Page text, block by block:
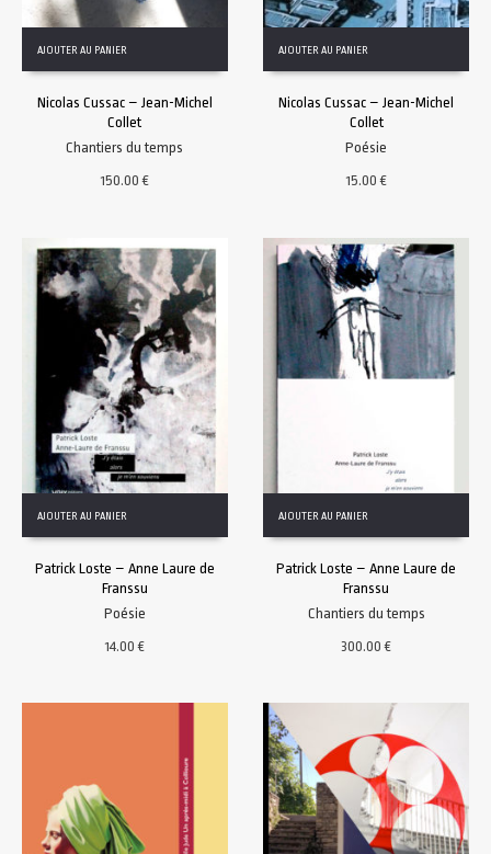
AJOUTER AU PANIER
Nicolas Cussac – Jean-Michel
Collet
Chantiers du temps
150.00€
AJOUTER AU PANIER
Nicolas Cussac – Jean-Michel
Collet
Poésie
15.00€
AJOUTER AU PANIER
Patrick Loste – Anne Laure de
Franssu
Poésie
14.00€
AJOUTER AU PANIER
Patrick Loste – Anne Laure de
Franssu
Chantiers du temps
300.00€